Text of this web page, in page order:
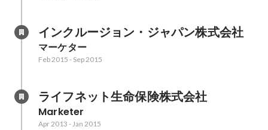
インクルージョン・ジャパン株式会社
マーケター
Feb 2015 - Sep 2015
ライフネット生命保険株式会社
Marketer
Apr 2013 -Jan 2015